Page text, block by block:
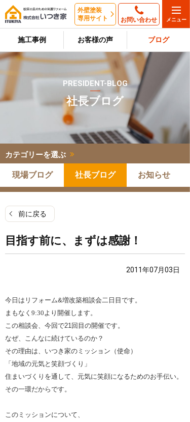
外壁塗装
専用サイト
お問い合わせ
施工事例 お客様の声 ブログ
PRESIDENT-BLOG
社長ブログ
カテゴリーを選ぶ
現場ブログ 社長ブログ お知らせ
前に戻る
目指す前に、まずは感謝！
2011年07月03日
今日はリフォーム&増改築相談会二日目です。
まもなく9:30より開催します。
この相談会、今回で21回目の開催です。
なぜ、こんなに続けているのか？
その理由は、いつき家のミッション（使命）
「地域の元気と笑顔づくり」
住まいづくりを通して、元気に笑顔になるためのお手伝い。
その一環だからです。
このミッションについて、